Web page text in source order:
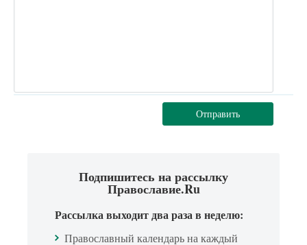
Отправить
Подпишитесь на рассылку
Православие.Ru
Рассылка выходит два раза в неделю:
Православный календарь на каждый